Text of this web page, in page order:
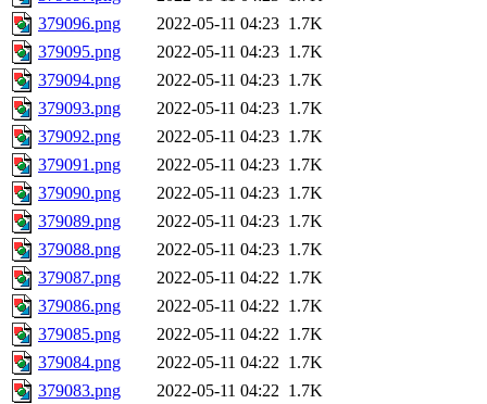
379096.png
2022-05-11 04:23 1.7K
379095.png
2022-05-11 04:23 1.7K
379094.png
2022-05-11 04:23 1.7K
379093.png
2022-05-11 04:23 1.7K
379092.png
2022-05-11 04:23 1.7K
379091.png
2022-05-11 04:23 1.7K
379090.png
2022-05-11 04:23 1.7K
379089.png
2022-05-11 04:23 1.7K
379088.png
2022-05-11 04:23 1.7K
379087.png
2022-05-11 04:22 1.7K
379086.png
2022-05-11 04:22 1.7K
379085.png
2022-05-11 04:22 1.7K
379084.png
2022-05-11 04:22 1.7K
379083.png
2022-05-11 04:22 1.7K